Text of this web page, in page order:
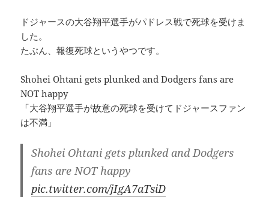
ドジャースの大谷翔平選手がパドレス戦で死球を受けま
した。
たぶん、報復死球というやつです。
Shohei Ohtani gets plunked and Dodgers fans are
NOT happy
「大谷翔平選手が故意の死球を受けてドジャースファン
は不満」
Shohei Ohtani gets plunked and Dodgers
fans are NOT happy
pic.twitter.com/jIgA7aTsiD